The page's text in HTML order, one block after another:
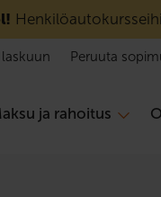
ja rahoitus
Peruuta